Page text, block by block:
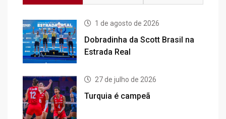
1 de agosto de 2026
Dobradinha da Scott Brasil na
Estrada Real
27 de julho de 2026
Turquia é campeã